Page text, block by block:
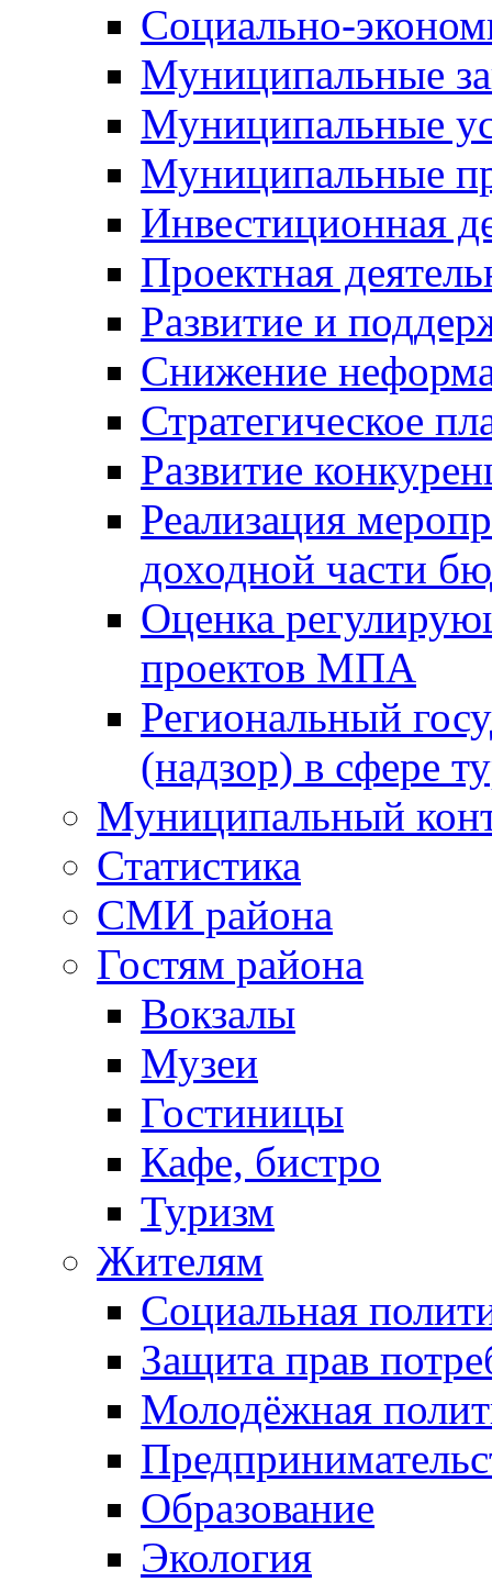
Социально-
Муниципальные
Муниципальные
Муниципальные
Инвестиционная
Проектная
Развитие и
Снижение
Стратегическое
Развитие
Реализация
доходной части
Оценка
проектов МПА
Региональный
(надзор) в сфере
Муниципальный
Статистика
СМИ района
Гостям района
Вокзалы
Музеи
Гостиницы
Кафе, бистро
Туризм
Жителям
Социальная
Защита прав
Молодёжная
Образование
Экология